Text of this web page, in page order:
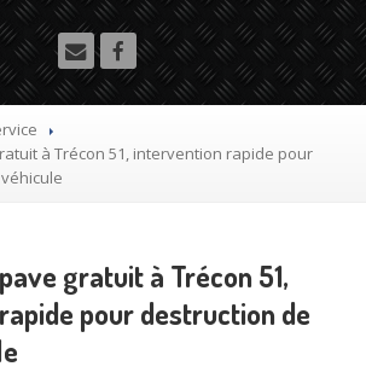
Poids Lourd
agrée VHU gratuit
sa voiture
voiture usagée gratuit
de voiture agréé
à Trécon 51, intervention rapide pour
gratuit à Trécon 51,
pour destruction de